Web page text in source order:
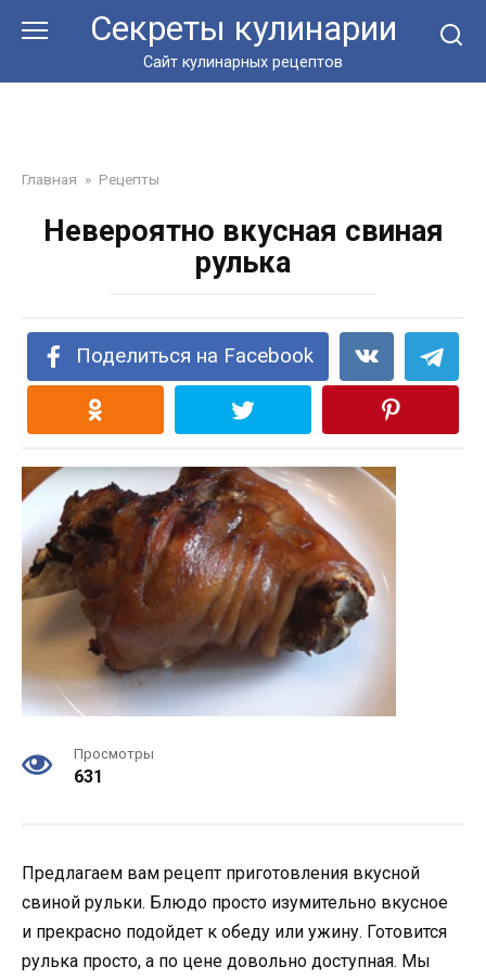
Секреты кулинарии
Сайт кулинарных рецептов
Главная » Рецепты
Невероятно вкусная свиная
рулька
Поделиться на Facebook
Просмотры
631
Предлагаем вам рецепт приготовления вкусной
свиной рульки. Блюдо просто изумительно вкусное
и прекрасно подойдет к обеду или ужину. Готовится
рулька просто, а по цене довольно доступная. Мы